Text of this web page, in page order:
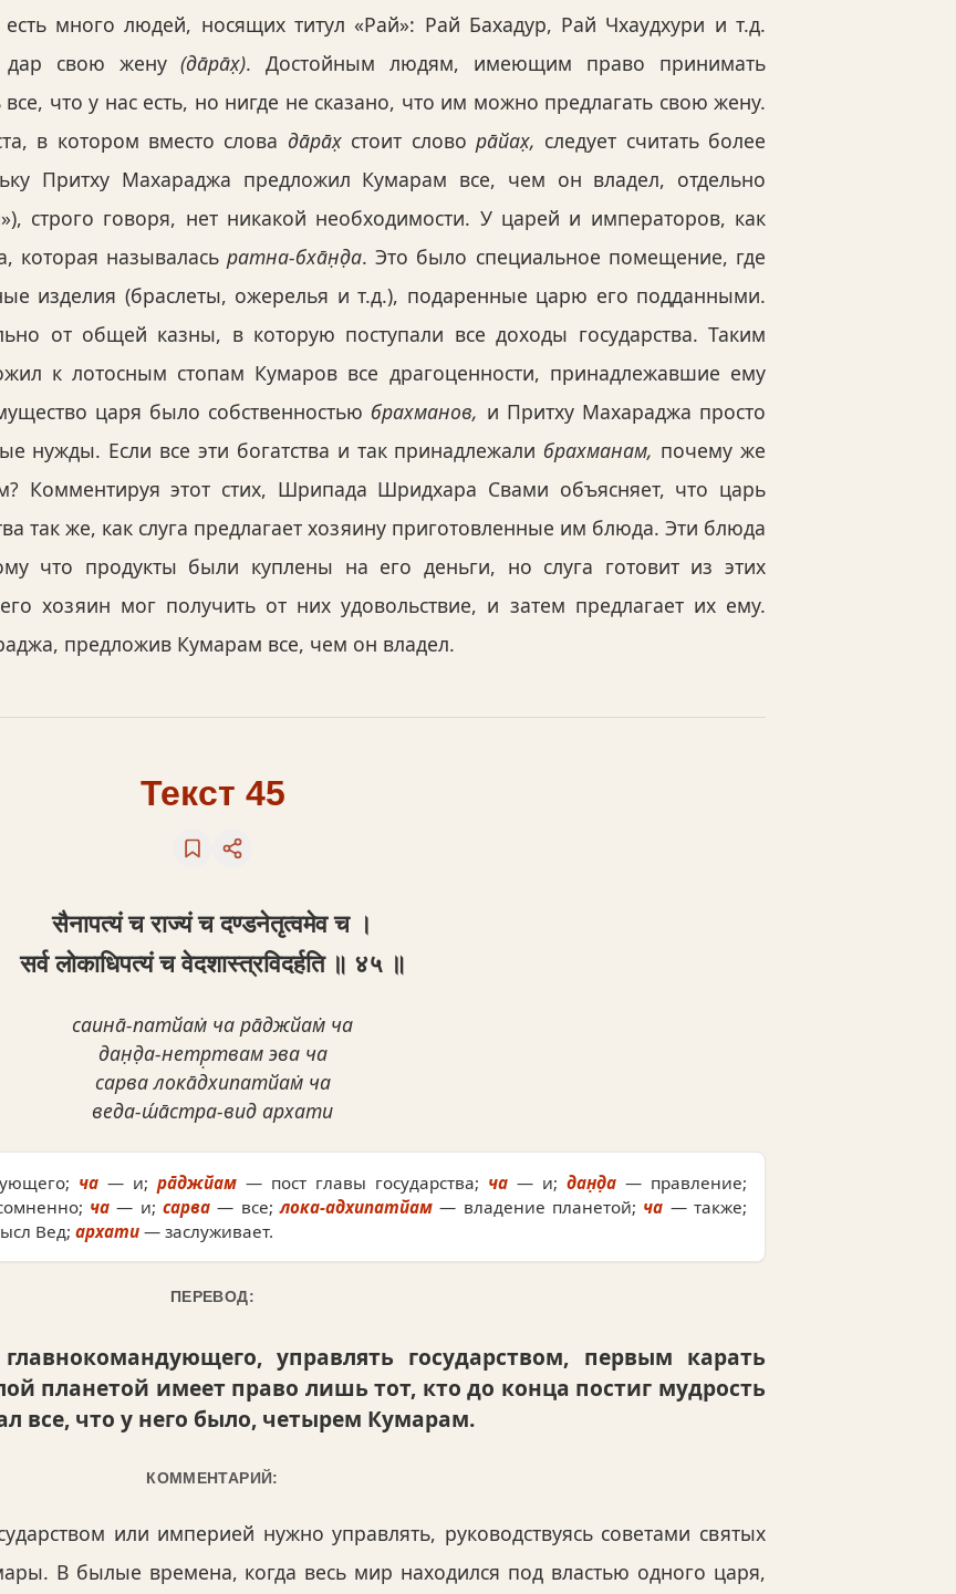
много людей, носящих титул «Рай»: Рай Бахадур, Рай Чхаудхури и т.д.
дар свою жену(да̄ра̄х̣). Достойным людям, имеющим право принимать
что у нас есть, но нигде не сказано, что им можно предлагать свою жену.
в котором вместо слова да̄ра̄х̣стоит слово ра̄йах̣, следует считать более
Притху Махараджа предложил Кумарам все, чем он владел, отдельно
строго говоря, нет никакой необходимости. У царей и императоров, как
которая называласьратна-бха̄н̣д̣а. Это было специальное помещение, где
изделия (браслеты, ожерелья и т.д.), подаренные царю его подданными.
от общей казны, в которую поступали все доходы государства. Таким
к лотосным стопам Кумаров все драгоценности, принадлежавшие ему
царя было собственностью брахманов, и Притху Махараджа просто
нужды. Если все эти богатства и так принадлежали брахманам, почему же
Комментируя этот стих, Шрипада Шридхара Свами объясняет, что царь
так же, как слуга предлагает хозяину приготовленные им блюда. Эти блюда
что продукты были куплены на его деньги, но слуга готовит из этих
хозяин мог получить от них удовольствие, и затем предлагает их ему.
предложив Кумарам все, чем он владел.
Текст 45
सैनापत्यं च राज्यं च दण्डनेतृत्वमेव च ।
सर्व लोकाधिपत्यं च वेदशास्त्रविदर्हति ॥ ४५ ॥
саина̄-патйам̇ ча ра̄джйам̇ ча
дан̣д̣а-нетр̣твам эва ча
сарва лока̄дхипатйам̇ ча
веда-ш́а̄стра-вид архати
ча — и; ра̄джйам — пост главы государства; ча — и; дан̣д̣а — правление;
ча — и; сарва — все;лока-адхипатйам — владение планетой; ча — также;
Вед; архати — заслуживает.
ПЕРЕВОД:
управлять государством, первым карать
планетой имеет право лишь тот, кто до конца постиг мудрость
все, что у него было, четырем Кумарам.
КОММЕНТАРИЙ:
или империей нужно управлять, руководствуясь советами святых
В былые времена, когда весь мир находился под властью одного царя,